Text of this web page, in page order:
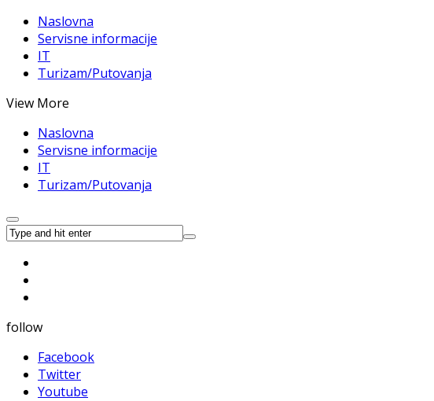
Naslovna
Servisne informacije
IT
Turizam/Putovanja
View More
Naslovna
Servisne informacije
IT
Turizam/Putovanja
follow
Facebook
Twitter
Youtube